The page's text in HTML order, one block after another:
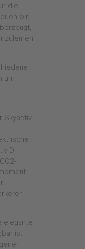
die
wir
um
Skyactiv-
D
elegante
ist.